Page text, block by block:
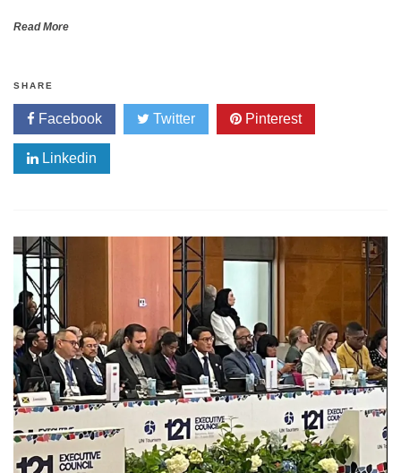
Read More
SHARE
Facebook Twitter Pinterest
Linkedin